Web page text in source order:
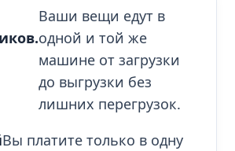
Ваши вещи едут в
одной и той же
машине от загрузки
до выгрузки без
лишних перегрузок.
Вы платите только в одну